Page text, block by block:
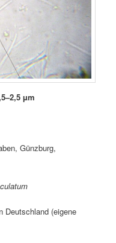
µm
Günzburg,
Deutschland (eigene